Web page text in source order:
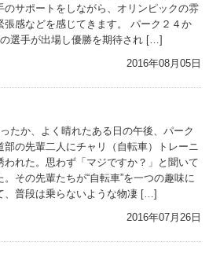
のサポートをしながら、オリンピックの雰
張感などを感じてきます。 パーク２４か
選手が出場し優勝を期待され […]
2016年08月05日
たか、よく晴れたある日の午後、パーク
部の先輩二人にチャリ（自転車）トレーニ
われた。思わず「マジですか？」と聞いて
。その先輩たちが“自転車”を一つの趣味に
、普段は乗らないような物凄 […]
2016年07月26日